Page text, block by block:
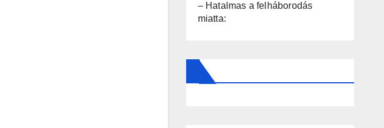
– Hatalmas a felháborodás
miatta: